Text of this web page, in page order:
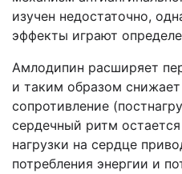
изучен недостаточно,
эффекты играют
Амлодипин расширяет
и таким образом
сопротивление
сердечный ритм
нагрузки на сердце
потребления энергии и